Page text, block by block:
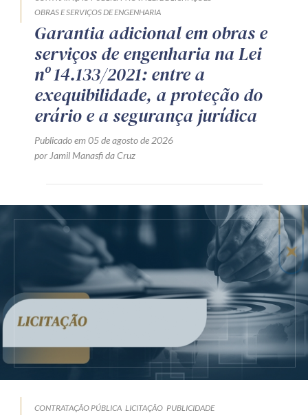
OBRAS E SERVIÇOS DE ENGENHARIA
Garantia adicional em obras e
serviços de engenharia na Lei
nº 14.133/2021: entre a
exequibilidade, a proteção do
erário e a segurança jurídica
Publicado em 05 de agosto de 2026
por Jamil Manasfi da Cruz
CONTRATAÇÃO PÚBLICA LICITAÇÃO PUBLICIDADE